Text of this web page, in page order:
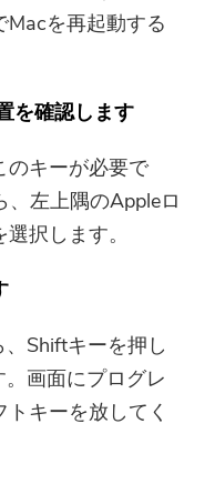
を再起動する
を確認します
のキーが必要で
左上隅のAppleロ
択します。
Shiftキーを押し
画面にプログレ
キーを放してく